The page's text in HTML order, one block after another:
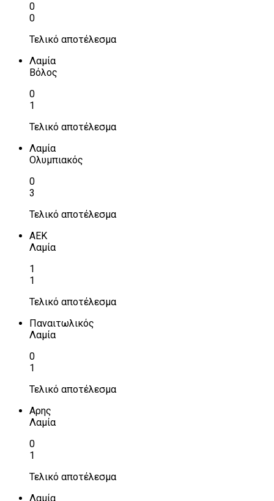
0
0
Τελικό αποτέλεσμα
Λαμία
Βόλος
0
1
Τελικό αποτέλεσμα
Λαμία
Ολυμπιακός
0
3
Τελικό αποτέλεσμα
ΑΕΚ
Λαμία
1
1
Τελικό αποτέλεσμα
Παναιτωλικός
Λαμία
0
1
Τελικό αποτέλεσμα
Αρης
Λαμία
0
1
Τελικό αποτέλεσμα
Λαμία